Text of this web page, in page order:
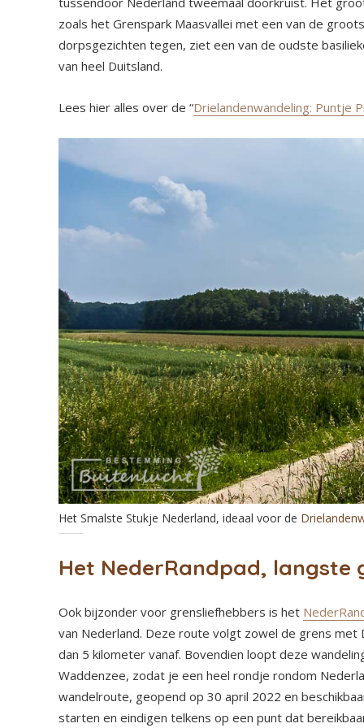
zoals het Grenspark Maasvallei met een van de
dorpsgezichten tegen, ziet een van de oudste
van heel Duitsland.
Lees hier alles over de “Drielandenwandeling: Puntje
Het Smalste Stukje Nederland, ideaal voor de
Het NederRandpad,
Ook bijzonder voor grensliefhebbers is het
van Nederland. Deze route volgt zowel de grens
dan 5 kilometer vanaf. Bovendien loopt deze
Waddenzee, zodat je een heel rondje rondom
wandelroute, geopend op 30 april 2022 en
starten en eindigen telkens op een punt dat